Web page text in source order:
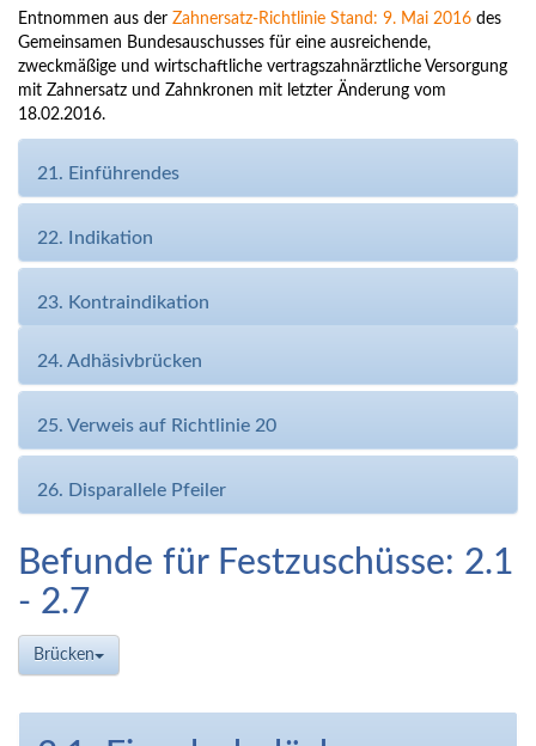
Entnommen aus der Zahnersatz-Richtlinie Stand: 9. Mai 2016 des
Gemeinsamen Bundesauschusses für eine ausreichende,
zweckmäßige und wirtschaftliche vertragszahnärztliche Versorgung
mit Zahnersatz und Zahnkronen mit letzter Änderung vom
18.02.2016.
21. Einführendes
22. Indikation
23. Kontraindikation
24. Adhäsivbrücken
25. Verweis auf Richtlinie 20
26. Disparallele Pfeiler
Befunde für Festzuschüsse: 2.1
- 2.7
Brücken